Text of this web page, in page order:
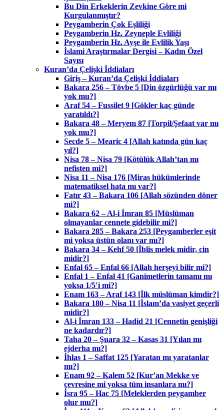
Bu Din Erkeklerin Zevkine Göre mi
Kurgulanmıştır?
Peygamberin Çok Eşliliği
Peygamberin Hz. Zeyneple Evliliği
Peygamberin Hz. Ayşe ile Evlilik Yaşı
İslami Araştırmalar Dergisi – Kadın Özel
Sayısı
Kuran’da Çelişki İddiaları
Giriş – Kuran’da Çelişki İddiaları
Bakara 256 – Tövbe 5 [Din özgürlüğü var mı
yok mu?]
Araf 54 – Fussilet 9 [Gökler kaç günde
yaratıldı?]
Bakara 48 – Meryem 87 [Torpil/Şefaat var mı
yok mu?]
Secde 5 – Mearic 4 [Allah katında gün kaç
yıl?]
Nisa 78 – Nisa 79 [Kötülük Allah’tan mı
nefisten mi?]
Nisa 11 – Nisa 176 [Miras hükümlerinde
matematiksel hata mı var?]
Fatır 43 – Bakara 106 [Allah sözünden döner
mi?]
Bakara 62 – Al-i İmran 85 [Müslüman
olmayanlar cennete gidebilir mi?]
Bakara 285 – Bakara 253 [Peygamberler eşit
mi yoksa üstün olanı var mı?]
Bakara 34 – Kehf 50 [İblis melek midir, cin
midir?]
Enfal 65 – Enfal 66 [Allah herşeyi bilir mi?]
Enfal 1 – Enfal 41 [Ganimetlerin tamamı mı
yoksa 1/5′i mi?]
Enam 163 – Araf 143 [İlk müslüman kimdir?]
Bakara 180 – Nisa 11 [İslam’da vasiyet geçerli
midir?]
Al-i İmran 133 – Hadid 21 [Cennetin genişliği
ne kadardır?]
Taha 20 – Şuara 32 – Kasas 31 [Yılan mı
ejderha mı?]
İhlas 1 – Saffat 125 [Yaratan mı yaratanlar
mı?]
Enam 92 – Kalem 52 [Kur’an Mekke ve
çevresine mi yoksa tüm insanlara mı?]
İsra 95 – Hac 75 [Meleklerden peygamber
olur mu?]